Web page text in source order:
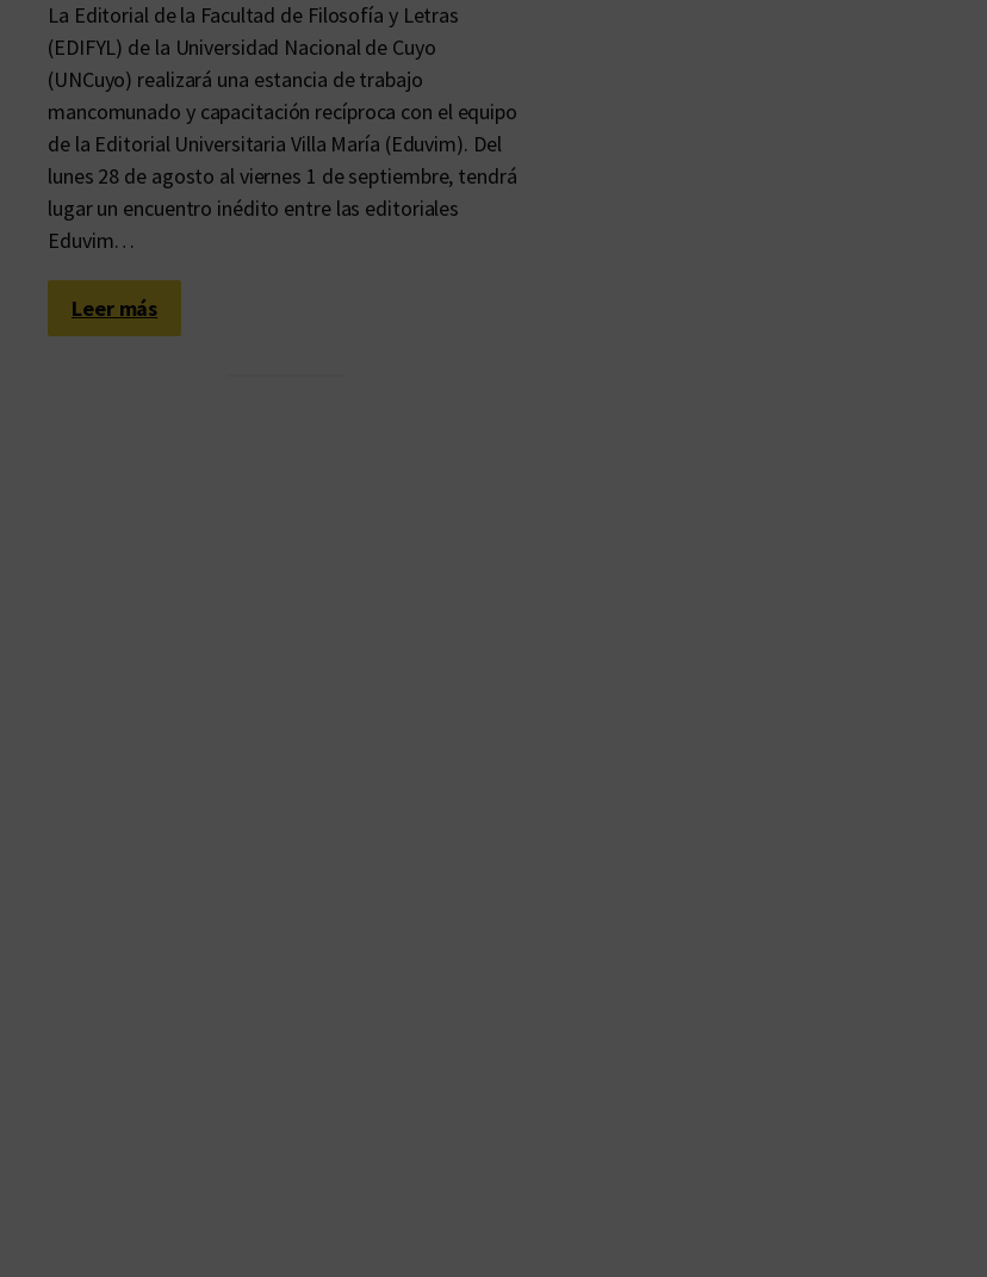
La Editorial de la Facultad de Filosofía y Letras
(EDIFYL) de la Universidad Nacional de Cuyo
(UNCuyo) realizará una estancia de trabajo
mancomunado y capacitación recíproca con el equipo
de la Editorial Universitaria Villa María (Eduvim). Del
lunes 28 de agosto al viernes 1 de septiembre, tendrá
lugar un encuentro inédito entre las editoriales
Eduvim…
Leer más:
E